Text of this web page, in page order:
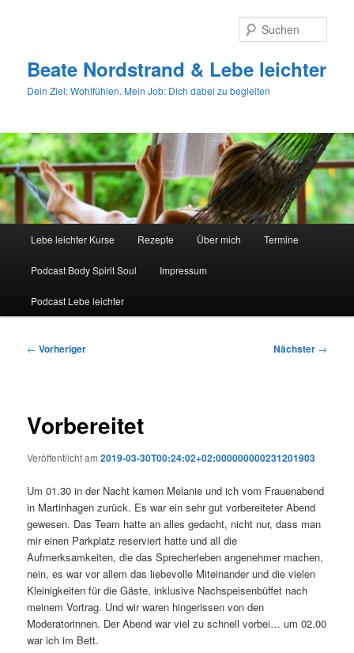
Beate Nordstrand & Lebe leichter
Dein Ziel: Wohlfühlen. Mein Job: Dich dabei zu begleiten
Lebe leichter Kurse Rezepte Über mich Termine
Podcast Body Spirit Soul Impressum
Podcast Lebe leichter
Beitragsnavigation
← Vorheriger Nächster →
Vorbereitet
Veröffentlicht am2019-03-30T00:24:02+02:000000000231201903
Um 01.30 in der Nacht kamen Melanie und ich vom Frauenabend
in Martinhagen zurück. Es war ein sehr gut vorbereiteter Abend
gewesen. Das Team hatte an alles gedacht, nicht nur, dass man
mir einen Parkplatz reserviert hatte und all die
Aufmerksamkeiten, die das Sprecherleben angenehmer machen,
nein, es war vor allem das liebevolle Miteinander und die vielen
Kleinigkeiten für die Gäste, inklusive Nachspeisenbüffet nach
meinem Vortrag. Und wir waren hingerissen von den
Moderatorinnen. Der Abend war viel zu schnell vorbei… um 02.00
war ich im Bett.